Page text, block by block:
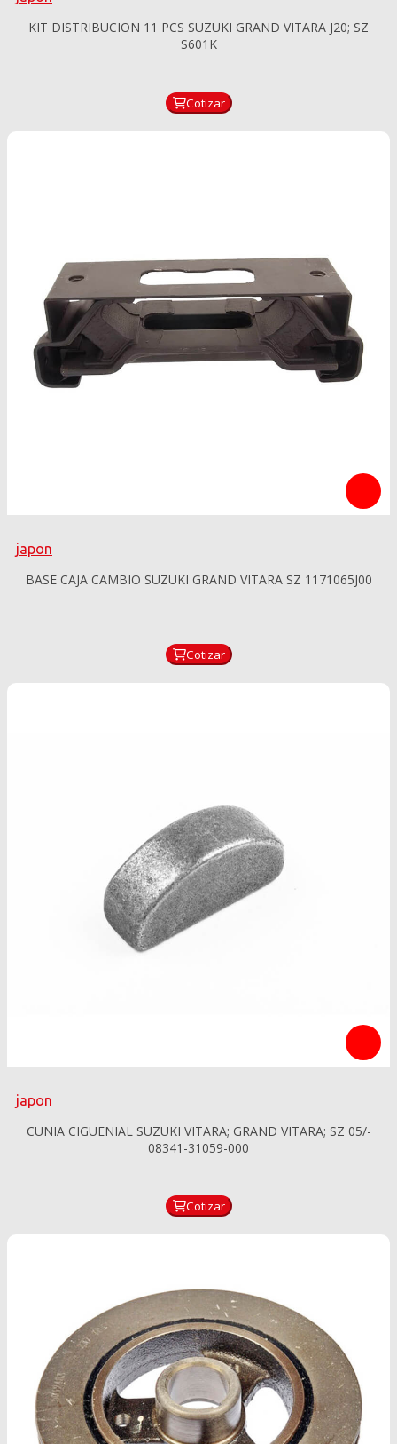
KIT DISTRIBUCION 11 PCS SUZUKI GRAND VITARA J20; SZ
S601K
Cotizar
japon
BASE CAJA CAMBIO SUZUKI GRAND VITARA SZ 1171065J00
Cotizar
japon
CUNIA CIGUENIAL SUZUKI VITARA; GRAND VITARA; SZ 05/-
08341-31059-000
Cotizar